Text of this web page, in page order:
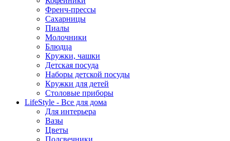
Френч-прессы
Сахарницы
Пиалы
Молочники
Блюдца
Кружки, чашки
Детская посуда
Наборы детской посуды
Кружки для детей
Столовые приборы
LifeStyle - Все для дома
Для интерьера
Вазы
Цветы
Подсвечники